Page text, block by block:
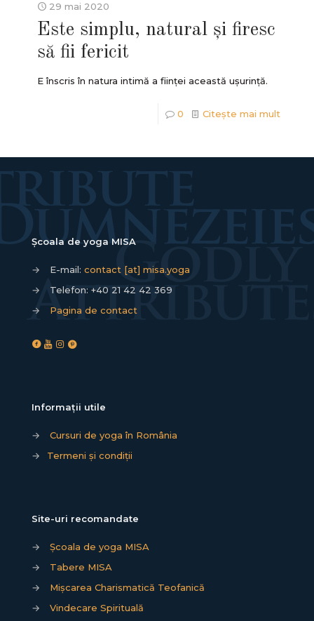
29 mai 2020
Este simplu, natural și firesc
să fii fericit
E înscris în natura intimă a ființei această ușurință.
0 Citește mai mult
Școala de yoga MISA
→ E-mail: contact [at] misa.yoga
→
Telefon: +40 21 42 42 369
→
Pagina de contact
Informații utile
→
Cursuri de yoga în România
→
Termeni și condiții
Site-uri recomandate
→
Școala de yoga MISA
→
Tabere MISA
→
Mișcarea Charismatică Teofanică
→
Vindecare Spirituală